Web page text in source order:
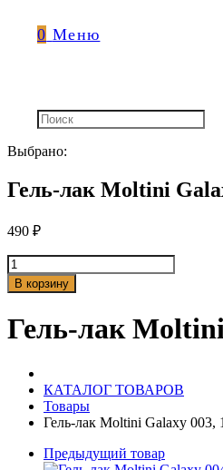
0 Меню
Выбрано:
Гель-лак Moltini
490 ₽
Количество
товара
Гель-
Moltini
Galaxy
В корзину
Гель-лак
КАТАЛОГ ТОВАРОВ
Товары
Гель-лак Moltini Galaxy 003,
Предыдущий товар